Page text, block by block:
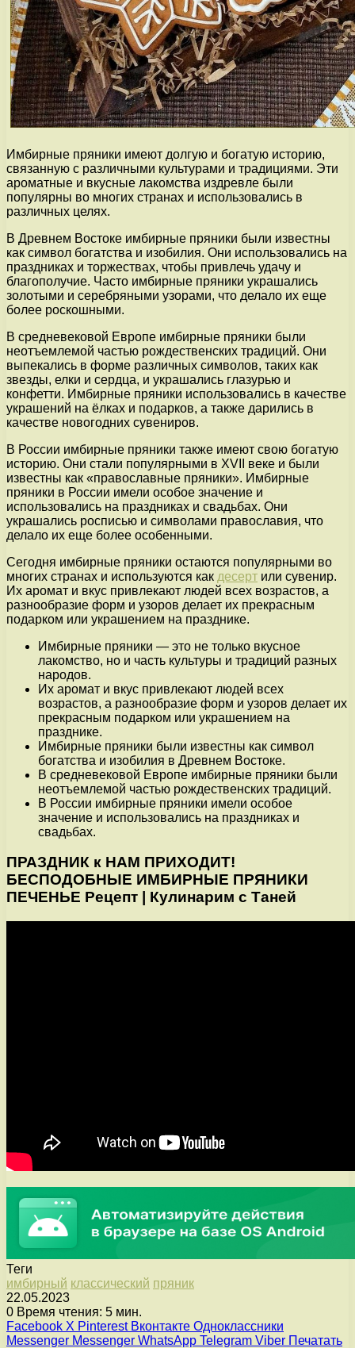
Имбирные пряники имеют долгую и богатую историю,
связанную с различными культурами и традициями. Эти
ароматные и вкусные лакомства издревле были
популярны во многих странах и использовались в
различных целях.
В Древнем Востоке имбирные пряники были известны
как символ богатства и изобилия. Они использовались на
праздниках и торжествах, чтобы привлечь удачу и
благополучие. Часто имбирные пряники украшались
золотыми и серебряными узорами, что делало их еще
более роскошными.
В средневековой Европе имбирные пряники были
неотъемлемой частью рождественских традиций. Они
выпекались в форме различных символов, таких как
звезды, елки и сердца, и украшались глазурью и
конфетти. Имбирные пряники использовались в качестве
украшений на ёлках и подарков, а также дарились в
качестве новогодних сувениров.
В России имбирные пряники также имеют свою богатую
историю. Они стали популярными в XVII веке и были
известны как «православные пряники». Имбирные
пряники в России имели особое значение и
использовались на праздниках и свадьбах. Они
украшались росписью и символами православия, что
делало их еще более особенными.
Сегодня имбирные пряники остаются популярными во
многих странах и используются как десерт или сувенир.
Их аромат и вкус привлекают людей всех возрастов, а
разнообразие форм и узоров делает их прекрасным
подарком или украшением на празднике.
Имбирные пряники — это не только вкусное
лакомство, но и часть культуры и традиций разных
народов.
Их аромат и вкус привлекают людей всех
возрастов, а разнообразие форм и узоров делает их
прекрасным подарком или украшением на
празднике.
Имбирные пряники были известны как символ
богатства и изобилия в Древнем Востоке.
В средневековой Европе имбирные пряники были
неотъемлемой частью рождественских традиций.
В России имбирные пряники имели особое
значение и использовались на праздниках и
свадьбах.
ПРАЗДНИК к НАМ ПРИХОДИТ!
БЕСПОДОБНЫЕ ИМБИРНЫЕ ПРЯНИКИ
ПЕЧЕНЬЕ Рецепт | Кулинарим с Таней
Теги
имбирный классический пряник
22.05.2023
0 Время чтения: 5 мин.
Facebook X Pinterest Вконтакте Одноклассники
Messenger Messenger WhatsApp Telegram Viber Печатать